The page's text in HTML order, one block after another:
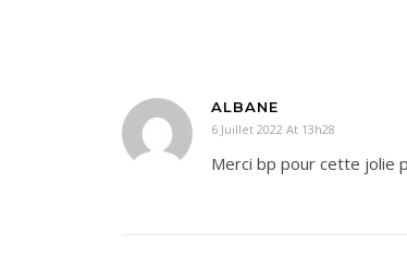
ALBANE
6 Juillet 2022 At 13h28
Merci bp pour cette jolie